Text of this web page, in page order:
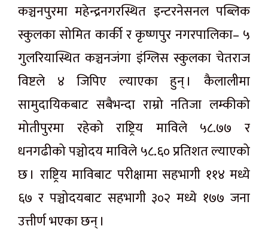
कञ्चनपुरमा महेन्द्रनगरस्थित इन्टरनेसनल पब्लिक
स्कुलका सोमित कार्की र कृष्णपुर नगरपालिका– ५
गुलरियास्थित कञ्चनजंगा इंग्लिस स्कुलका चेतराज
विष्टले ४ जिपिए ल्याएका हुन् । कैलालीमा
सामुदायिकबाट सबैभन्दा राम्रो नतिजा लम्कीको
मोतीपुरमा रहेको राष्ट्रिय माविले ५८.७७ र
धनगढीको पञ्चोदय माविले ५८.६० प्रतिशत ल्याएको
छ । राष्ट्रिय माविबाट परीक्षामा सहभागी ११४ मध्ये
६७ र पञ्चोदयबाट सहभागी ३०२ मध्ये १७७ जना
उत्तीर्ण भएका छन् ।